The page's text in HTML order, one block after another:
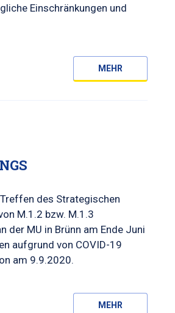
Einschränkungen und
MEHR
des Strategischen
M.1.2 bzw. M.1.3
der MU in Brünn am Ende Juni
aufgrund von COVID-19
am 9.9.2020.
MEHR